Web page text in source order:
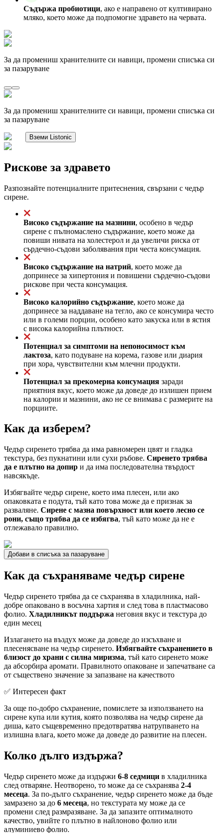
Съдържа пробиотици, ако е направено от култивирано
мляко, което може да подпомогне здравето на червата.
За да промениш хранителните си навици, промени списъка си
за пазаруване
За да промениш хранителните си навици, промени списъка си
за пазаруване
Вземи Listonic
Рискове за здравето
Разпознайте потенциалните притеснения, свързани с чедър
сирене.
Високо съдържание на мазнини, особено в чедър
сирене с пълномаслено съдържание, което може да
повиши нивата на холестерол и да увеличи риска от
сърдечно-съдови заболявания при честа консумация.
Високо съдържание на натрий, което може да
допринесе за хипертония и повишени сърдечно-съдови
рискове при честа консумация.
Високо калорийно съдържание, което може да
допринесе за наддаване на тегло, ако се консумира често
или в големи порции, особено като закуска или в ястия
с висока калорийна плътност.
Потенциал за симптоми на непоносимост към
лактоза, като подуване на корема, газове или диария
при хора, чувствителни към млечни продукти.
Потенциал за прекомерна консумация заради
приятния вкус, което може да доведе до излишен прием
на калории и мазнини, ако не се внимава с размерите на
порциите.
Как да изберем?
Чедър сиренето трябва да има равномерен цвят и гладка
текстура, без пукнатини или сухи ръбове. Сиренето трябва
да е плътно на допир и да има последователна твърдост
навсякъде.
Избягвайте чедър сирене, което има плесен, или ако
опаковката е подута, тъй като това може да е признак за
разваляне. Сирене с мазна повърхност или което лесно се
рони, също трябва да се избягва, тъй като може да не е
отлежавало правилно.
Добави в списъка за пазаруване
Как да съхраняваме чедър сирене
Чедър сиренето трябва да се съхранява в хладилника, най-
добре опаковано в восъчна хартия и след това в пластмасово
фолио. Хладилникът поддържа неговия вкус и текстура до
един месец
Излагането на въздух може да доведе до изсъхване и
плесенясване на чедър сиренето. Избягвайте съхранението в
близост до храни с силна миризма, тъй като сиренето може
да абсорбира аромати. Правилното опаковане и запечатване са
от съществено значение за запазване на качеството
✅ Интересен факт
За още по-добро съхранение, помислете за използването на
сирене купа или кутия, която позволява на чедър сирене да
диша, като същевременно предотвратява натрупването на
излишна влага, което може да доведе до развитие на плесен.
Колко дълго издържа?
Чедър сиренето може да издържи 6-8 седмици в хладилника
след отваряне. Неотворено, то може да се съхранява 2-4
месеца. За по-дълго съхранение, чедър сиренето може да бъде
замразено за до 6 месеца, но текстурата му може да се
промени след размразяване. За да запазите оптималното
качество, увийте го плътно в найлоново фолио или
алуминиево фолио.